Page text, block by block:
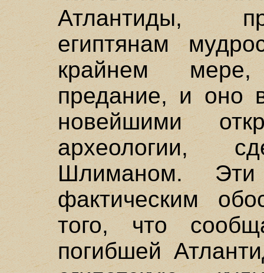
Атлантиды,
египтянам
крайнем мере,
предание, и оно
новейшими
археологии,
Шлиманом. Эти
фактическим
того, что
погибшей